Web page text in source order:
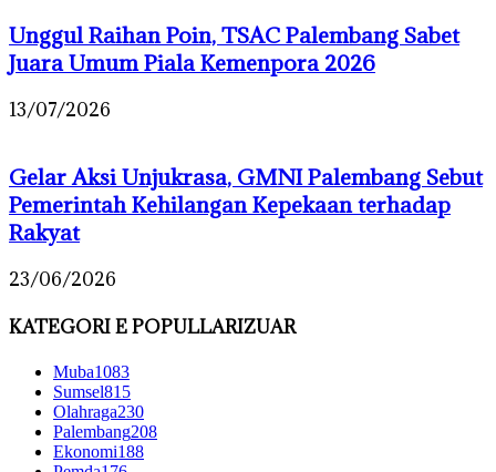
Unggul Raihan Poin, TSAC Palembang Sabet
Juara Umum Piala Kemenpora 2026
13/07/2026
Gelar Aksi Unjukrasa, GMNI Palembang Sebut
Pemerintah Kehilangan Kepekaan terhadap
Rakyat
23/06/2026
KATEGORI E POPULLARIZUAR
Muba1083
Sumsel815
Olahraga230
Palembang208
Ekonomi188